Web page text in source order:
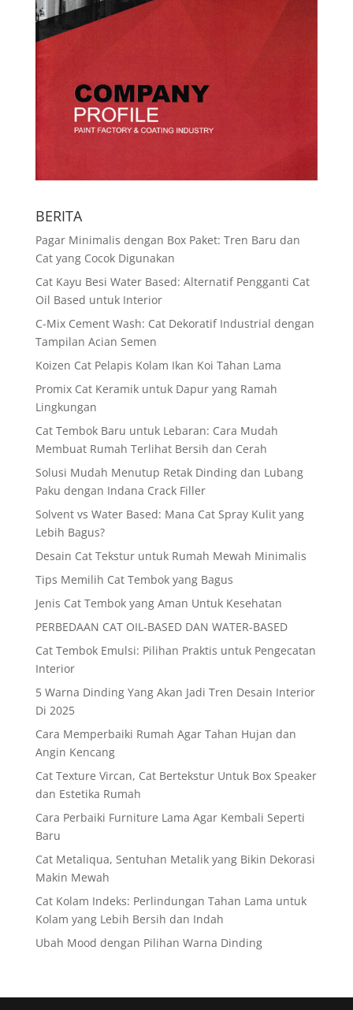
BERITA
Pagar Minimalis dengan Box Paket: Tren Baru dan
Cat yang Cocok Digunakan
Cat Kayu Besi Water Based: Alternatif Pengganti Cat
Oil Based untuk Interior
C-Mix Cement Wash: Cat Dekoratif Industrial dengan
Tampilan Acian Semen
Koizen Cat Pelapis Kolam Ikan Koi Tahan Lama
Promix Cat Keramik untuk Dapur yang Ramah
Lingkungan
Cat Tembok Baru untuk Lebaran: Cara Mudah
Membuat Rumah Terlihat Bersih dan Cerah
Solusi Mudah Menutup Retak Dinding dan Lubang
Paku dengan Indana Crack Filler
Solvent vs Water Based: Mana Cat Spray Kulit yang
Lebih Bagus?
Desain Cat Tekstur untuk Rumah Mewah Minimalis
Tips Memilih Cat Tembok yang Bagus
Jenis Cat Tembok yang Aman Untuk Kesehatan
PERBEDAAN CAT OIL-BASED DAN WATER-BASED
Cat Tembok Emulsi: Pilihan Praktis untuk Pengecatan
Interior
5 Warna Dinding Yang Akan Jadi Tren Desain Interior
Di 2025
Cara Memperbaiki Rumah Agar Tahan Hujan dan
Angin Kencang
Cat Texture Vircan, Cat Bertekstur Untuk Box Speaker
dan Estetika Rumah
Cara Perbaiki Furniture Lama Agar Kembali Seperti
Baru
Cat Metaliqua, Sentuhan Metalik yang Bikin Dekorasi
Makin Mewah
Cat Kolam Indeks: Perlindungan Tahan Lama untuk
Kolam yang Lebih Bersih dan Indah
Ubah Mood dengan Pilihan Warna Dinding